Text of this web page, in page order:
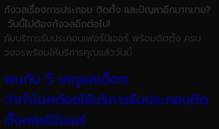
กังวลเรื่องการประกอบ ติดตั้ง เเละปัญหาอีกมากมาย?
วันนี้ไม่ต้องกังวลอีกต่อไป!
กับบริการรับประกอบเฟอร์นิเจอร์ พร้อมติดตั้ง ครบ
วงจรพร้อมให้บริการคุณแล้ววันนี้
พบกับ 5 เหตุผลเด็ดๆ
ว่าทำไมคต้องใช้บริการรับประกอบติด
ตั้งเฟอร์นิเจอร์